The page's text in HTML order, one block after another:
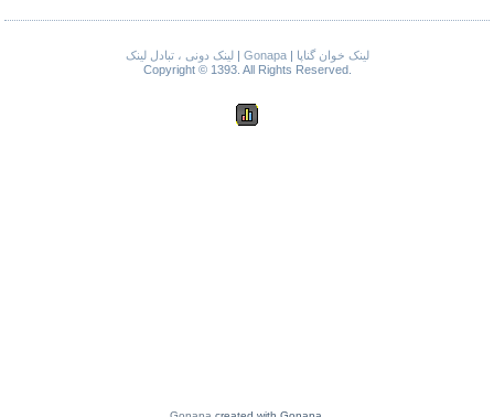
لینک دونی ، تبادل لینک| Gonapa|
لینک خوان گناپا
Copyright © 1393. All Rights Reserved.